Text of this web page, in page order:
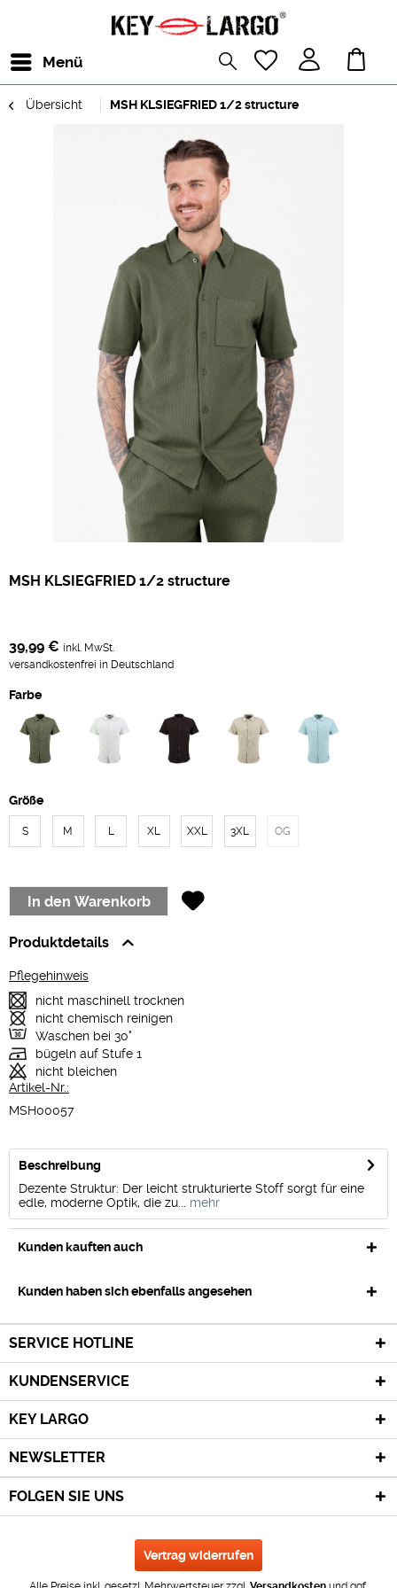
Menü
Übersicht MSH KLSIEGFRIED 1/2 structure
MSH KLSIEGFRIED 1/2 structure
39,99 € inkl. MwSt.
versandkostenfrei in Deutschland
Farbe
Größe
S M L XL XXL 3XL OG
In den Warenkorb
Produktdetails
Pflegehinweis
nicht maschinell trocknen
nicht chemisch reinigen
Waschen bei 30°
bügeln auf Stufe 1
nicht bleichen
Artikel-Nr.:
MSH00057
Beschreibung
Dezente Struktur: Der leicht strukturierte Stoff sorgt für eine
edle, moderne Optik, die zu...
mehr
Kunden kauften auch
Kunden haben sich ebenfalls angesehen
SERVICE HOTLINE
KUNDENSERVICE
KEY LARGO
NEWSLETTER
FOLGEN SIE UNS
Vertrag widerrufen